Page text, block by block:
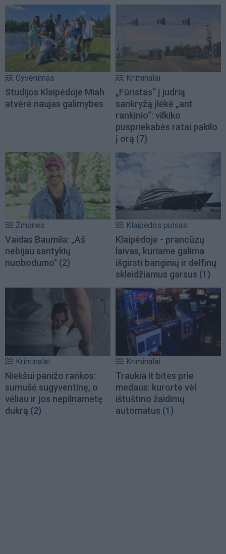
Gyvenimas
Studijos Klaipėdoje Miah
atvėrė naujas galimybes
Kriminalai
„Fūristas“ į judrią
sankryžą įlėkė „ant
rankinio“: vilkiko
puspriekabės ratai pakilo
į orą (7)
Žmonės
Vaidas Baumila: „Aš
nebijau santykių
nuobodumo" (2)
Klaipėdos pulsas
Klaipėdoje - prancūzų
laivas, kuriame galima
išgirsti banginių ir delfinų
skleidžiamus garsus (1)
Kriminalai
Niekšui panižo rankos:
sumušė sugyventinę, o
vėliau ir jos nepilnametę
dukrą (2)
Kriminalai
Traukia it bites prie
medaus: kurorte vėl
ištuštino žaidimų
automatus (1)